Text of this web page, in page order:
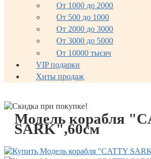
От 1000 до 2000
От 500 до 1000
От 2000 до 3000
От 3000 до 5000
От 10000 тысяч
VIP подарки
Хиты продаж
Модель корабля
SARK",60см